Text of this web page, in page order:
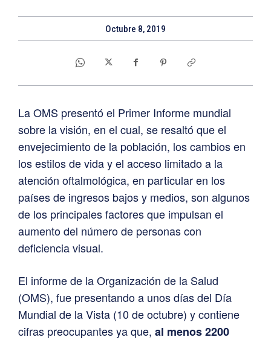
Octubre 8, 2019
La OMS presentó el Primer Informe mundial
sobre la visión, en el cual, se resaltó que el
envejecimiento de la población, los cambios en
los estilos de vida y el acceso limitado a la
atención oftalmológica, en particular en los
países de ingresos bajos y medios, son algunos
de los principales factores que impulsan el
aumento del número de personas con
deficiencia visual.
El informe de la Organización de la Salud
(OMS), fue presentando a unos días del Día
Mundial de la Vista (10 de octubre) y contiene
cifras preocupantes ya que, al menos 2200